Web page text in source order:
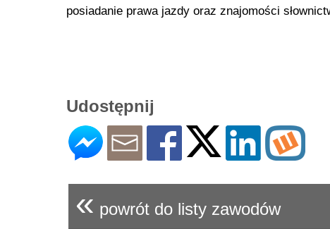
posiadanie prawa jazdy oraz znajomości
Udostępnij
« powrót do listy zawodów